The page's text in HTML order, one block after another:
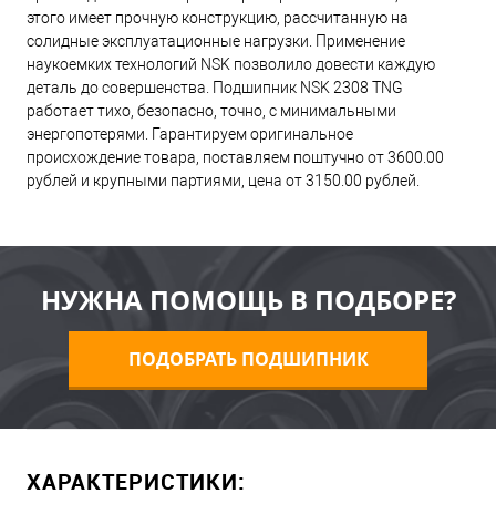
этого имеет прочную конструкцию, рассчитанную на
солидные эксплуатационные нагрузки. Применение
наукоемких технологий NSK позволило довести каждую
деталь до совершенства. Подшипник NSK 2308 TNG
работает тихо, безопасно, точно, с минимальными
энергопотерями. Гарантируем оригинальное
происхождение товара, поставляем поштучно от 3600.00
рублей и крупными партиями, цена от 3150.00 рублей.
НУЖНА ПОМОЩЬ В ПОДБОРЕ?
ПОДОБРАТЬ ПОДШИПНИК
ХАРАКТЕРИСТИКИ: